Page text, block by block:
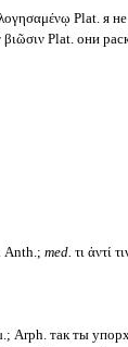
Plat. я
βιῶσιν Plat. они
Anth.; med. τι ἀντί
μ.; Arph. так ты